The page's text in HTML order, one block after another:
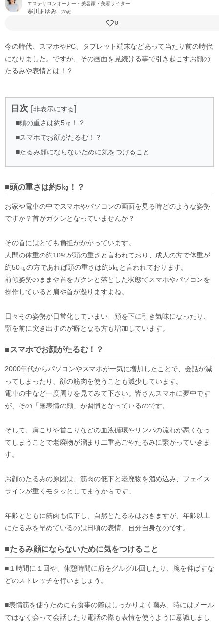
エステサロンオーナー・美容家・美容ライター
寒川あゆみ （38歳）
0
今の時代、スマホやPC、タブレット端末などあって当たり前の時代
になりました。ですが、その画面を見続ける事で引き起こすお顔の
たるみや表情とは！？
目次 [非表示にする]
■頭の重さは約5㎏！？
■スマホでお顔がたるむ！？
■たるみ顔にならないために気をつけること
■頭の重さは約5㎏！？
お家や電車の中でスマホやパソコンの画面を見る時どのような姿勢
ですか？首がガクンとなっていませんか？
その首にはとても負担がかかっています。
人間の体重の約10%が頭の重さと言われており、成人の方で体重が
約50㎏の方であれば頭の重さは約5㎏と言われております。
前傾姿勢のままや首をガクンと落とした状態でスマホやパソコンを
操作していると肩や首が凝りますよね。
日々その姿勢が日常化していまい、顔を下に引き気味になったり、
顎を前に突き出すのが癖となる方も増加しています。
■スマホでお顔がたるむ！？
2000年代からパソコンやスマホが一気に増加したことで、会話が減
ってしまったり、顔の筋肉を使うことも減少しています。
電車の中など一度周りを見てみて下さい。皆さんスマホに夢中です
が、その「無表情の顔」が習慣となっているのです。
そして、肩こりや首こりなどの血液循環やリンパの流れが悪くなっ
てしまうことで老廃物が溜まり二重あごやたるみに繋がっていきま
す。
お顔のたるみの原因は、筋肉の低下と老廃物を溜め込み、フェイス
ラインが重くモタッとしてまうからです。
年齢とともに筋肉も低下し、自然とたるみはおきますが、年齢以上
にたるみを早めているのは日頃の表情、自分自身なのです。
■たるみ顔にならないために気をつけること
■１時間に１回や、休憩時間に肩をグルグル回したり、腕を伸ばすな
どのストレッチを行いましょう。
■表情筋を使うためにも食事の際はしっかりよく噛み、時にはメール
ではなく会って会話したり電話の際も表情を使うように意識しまし